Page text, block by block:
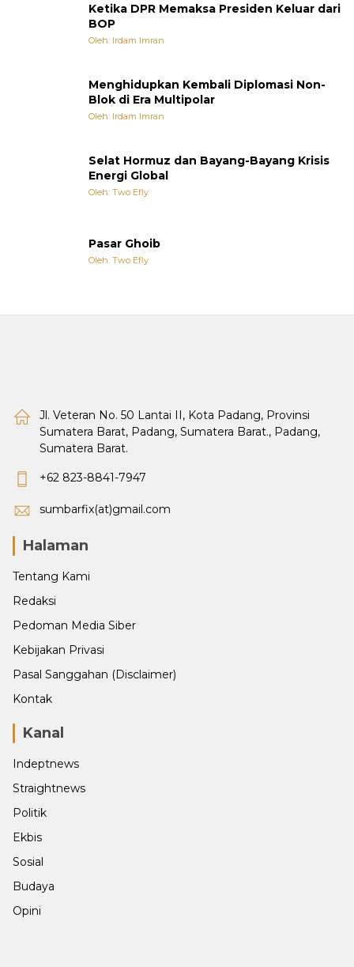
Ketika DPR Memaksa Presiden Keluar dari
BOP
Oleh: Irdam Imran
Menghidupkan Kembali Diplomasi Non-
Blok di Era Multipolar
Oleh: Irdam Imran
Selat Hormuz dan Bayang-Bayang Krisis
Energi Global
Oleh: Two Efly
Pasar Ghoib
Oleh: Two Efly
Jl. Veteran No. 50 Lantai II, Kota Padang, Provinsi
Sumatera Barat, Padang, Sumatera Barat., Padang,
Sumatera Barat.
+62 823-8841-7947
sumbarfix(at)gmail.com
Halaman
Tentang Kami
Redaksi
Pedoman Media Siber
Kebijakan Privasi
Pasal Sanggahan (Disclaimer)
Kontak
Kanal
Indeptnews
Straightnews
Politik
Ekbis
Sosial
Budaya
Opini